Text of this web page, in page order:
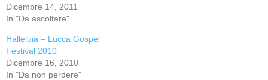
Dicembre 14, 2011
In "Da ascoltare"
Halleluia – Lucca Gospel
Festival 2010
Dicembre 16, 2010
In "Da non perdere"